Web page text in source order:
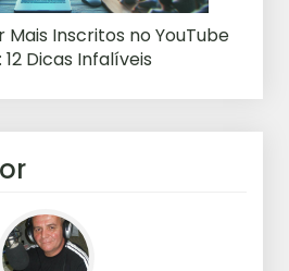
Mais Inscritos no YouTube
12 Dicas Infalíveis